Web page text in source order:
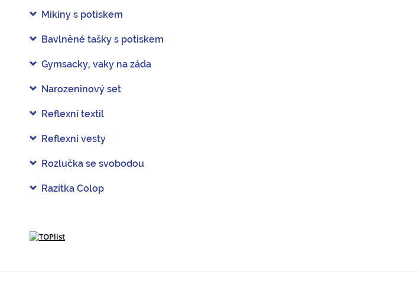
Mikiny s potiskem
Bavlněné tašky s potiskem
Gymsacky, vaky na záda
Narozeninový set
Reflexní textil
Reflexní vesty
Rozlučka se svobodou
Razítka Colop